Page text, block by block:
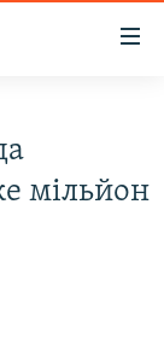
мільйон